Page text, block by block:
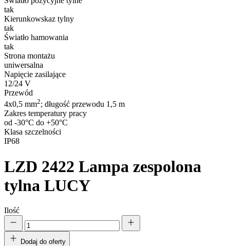
tak
Kierunkowskaz tylny
tak
Światło hamowania
tak
Strona montażu
uniwersalna
Napięcie zasilające
12/24 V
Przewód
4x0,5 mm2; długość przewodu 1,5 m
Zakres temperatury pracy
od -30°C do +50°C
Klasa szczelności
IP68
LZD 2422 Lampa zespolona
tylna LUCY
Ilość
Dodaj do oferty